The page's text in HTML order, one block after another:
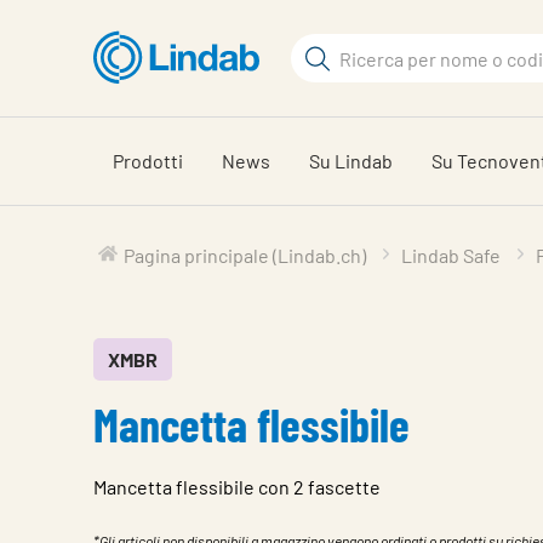
visionare
carrello
Cerca
Prodotti News Su Lindab Su
Pagina principale (Lindab.ch) Lindab Safe
XMBR
Mancetta flessibile
Mancetta flessibile con 2 fascette